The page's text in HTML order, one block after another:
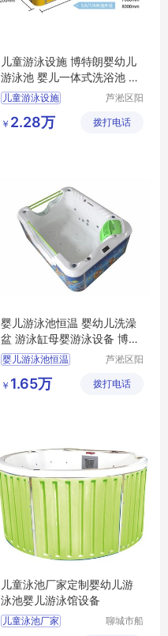
儿童游泳设施 博特朗婴幼儿
游泳池 婴儿一体式洗浴池 新
生幼儿游泳桶
儿童游泳设施
婴儿一体式洗浴池
芦淞区阳
童游泳馆
￥ 2.28万 拨打电话
婴儿游泳池恒温 婴幼儿洗澡
盆 游泳缸母婴游泳设备 博特
朗
婴儿游泳池恒温
游泳缸母婴游泳设备
芦淞区阳
童游泳馆
￥ 1.65万 拨打电话
儿童泳池厂家定制婴幼儿游
泳池婴儿游泳馆设备
儿童泳池厂家
聊城市船